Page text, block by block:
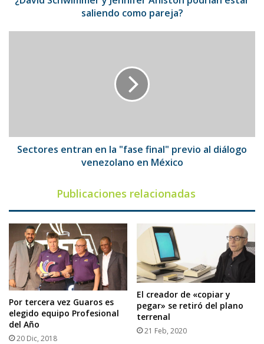
saliendo como pareja?
diálogo
venezolano
Sectores entran en la "fase final" previo al diálogo
venezolano en México
Publicaciones relacionadas
Por tercera vez Guaros es
elegido equipo Profesional
del Año
20 Dic, 2018
El creador de «copiar y
pegar» se retiró del plano
terrenal
21 Feb, 2020